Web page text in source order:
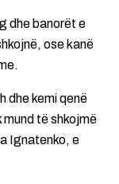
dhe banorët e
ose kanë
dhe kemi qenë
mund të shkojmë
Ignatenko, e